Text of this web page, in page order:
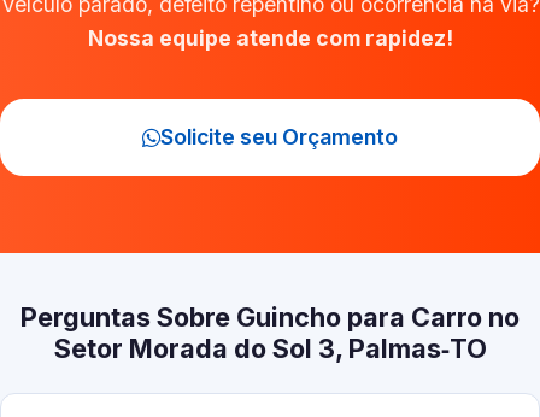
Nossa equipe atende com rapidez!
Solicite seu Orçamento
Perguntas Sobre Guincho para Carro no
Setor Morada do Sol 3, Palmas‑TO